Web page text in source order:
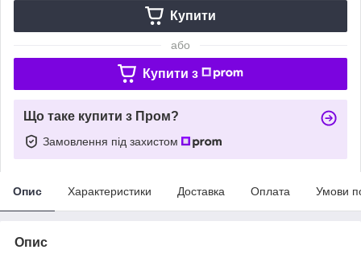
Купити
або
Купити з
Що таке купити з Пром?
Замовлення під захистом
Опис Характеристики Доставка Оплата Умови
Опис